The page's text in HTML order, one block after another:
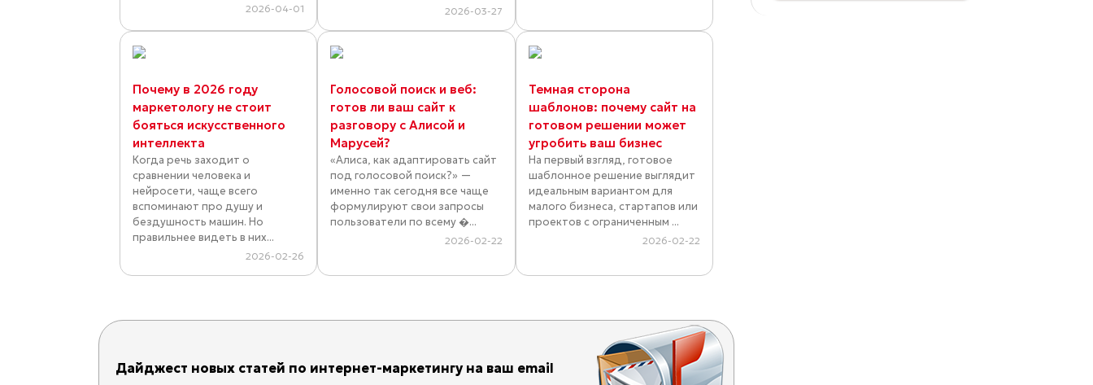
2026-04-01 2026-03-27
Почему в 2026 году
маркетологу не стоит
бояться искусственного
интеллекта
Когда речь заходит о
сравнении человека и
нейросети, чаще всего
вспоминают про душу и
бездушность машин. Но
правильнее видеть в них...
2026-02-26
Голосовой поиск и веб:
готов ли ваш сайт к
разговору с Алисой и
Марусей?
«Алиса, как адаптировать сайт
под голосовой поиск?» —
именно так сегодня все чаще
формулируют свои запросы
пользователи по всему �...
2026-02-22
Темная сторона
шаблонов: почему сайт на
готовом решении может
угробить ваш бизнес
На первый взгляд, готовое
шаблонное решение выглядит
идеальным вариантом для
малого бизнеса, стартапов или
проектов с ограниченным ...
2026-02-22
Дайджест новых статей по интернет-маркетингу на ваш email